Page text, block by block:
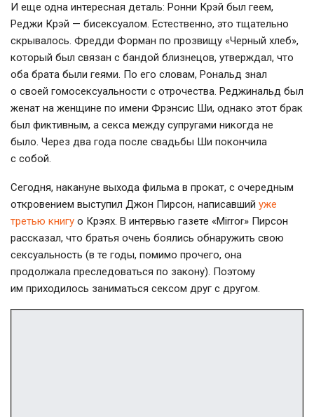
И еще одна интересная деталь: Ронни Крэй был геем,
Реджи Крэй — бисексуалом. Естественно, это тщательно
скрывалось. Фредди Форман по прозвищу «Черный хлеб»,
который был связан с бандой близнецов, утверждал, что
оба брата были геями. По его словам, Рональд знал
о своей гомосексуальности с отрочества. Реджинальд был
женат на женщине по имени Фрэнсис Ши, однако этот брак
был фиктивным, а секса между супругами никогда не
было. Через два года после свадьбы Ши покончила
с собой.
Сегодня, накануне выхода фильма в прокат, с очередным
откровением выступил Джон Пирсон, написавший уже
третью книгу о Крэях. В интервью газете «Mirror» Пирсон
рассказал, что братья очень боялись обнаружить свою
сексуальность (в те годы, помимо прочего, она
продолжала преследоваться по закону). Поэтому
им приходилось заниматься сексом друг с другом.